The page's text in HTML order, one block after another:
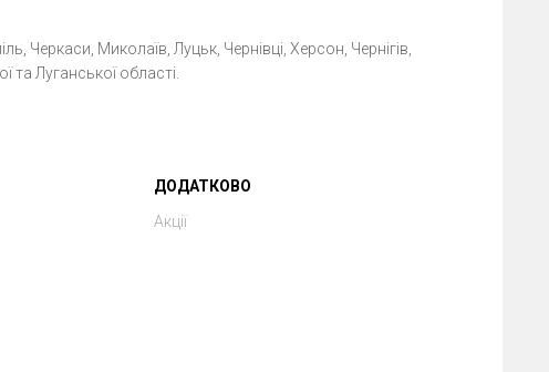
Черкаси, Миколаїв, Луцьк, Чернівці, Херсон, Чернігів,
Луганської області.
ДОДАТКОВО
Акції